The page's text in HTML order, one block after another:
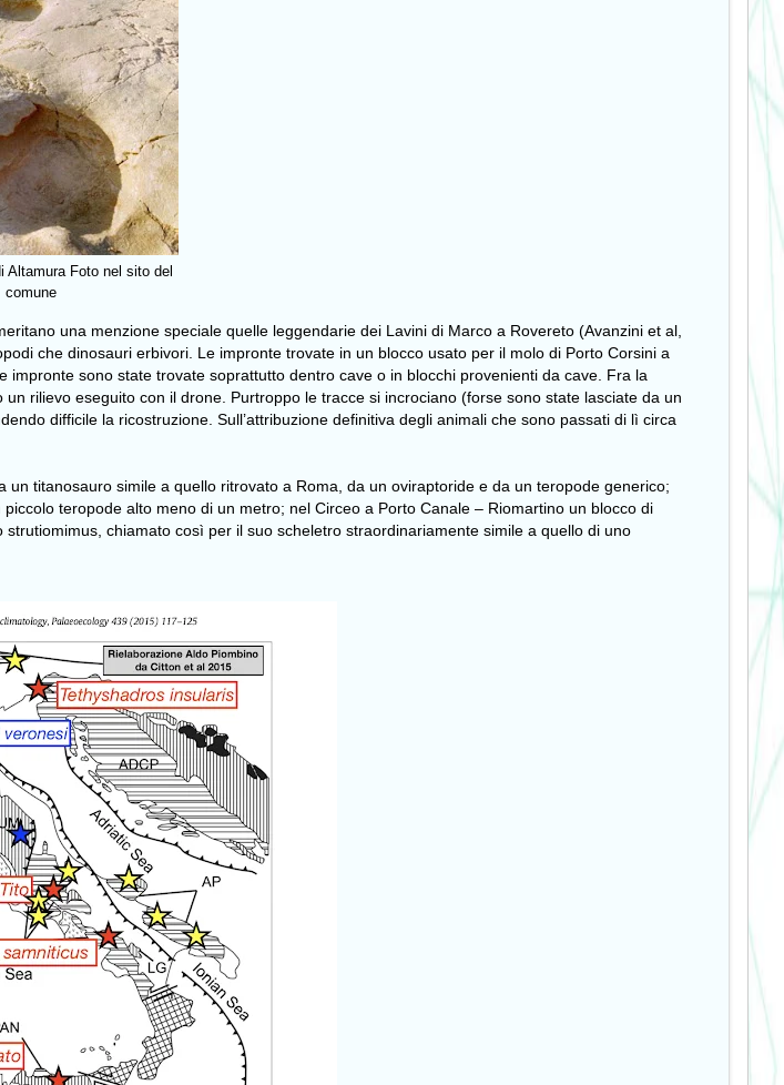
Altamura Foto nel sito del
comune
una menzione speciale quelle leggendarie dei Lavini di Marco a Rovereto (Avanzini et al,
che dinosauri erbivori. Le impronte trovate in un blocco usato per il molo di Porto Corsini a
impronte sono state trovate soprattutto dentro cave o in blocchi provenienti da cave. Fra la
un rilievo eseguito con il drone. Purtroppo le tracce si incrociano (forse sono state lasciate da un
difficile la ricostruzione. Sull’attribuzione definitiva degli animali che sono passati di lì circa
titanosauro simile a quello ritrovato a Roma, da un oviraptoride e da un teropode generico;
teropode alto meno di un metro; nel Circeo a Porto Canale – Riomartino un blocco di
chiamato così per il suo scheletro straordinariamente simile a quello di uno